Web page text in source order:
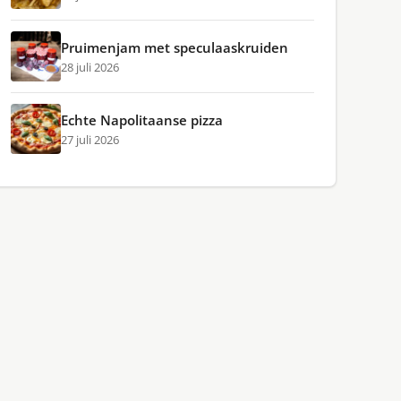
Pruimenjam met speculaaskruiden
28 juli 2026
Echte Napolitaanse pizza
27 juli 2026